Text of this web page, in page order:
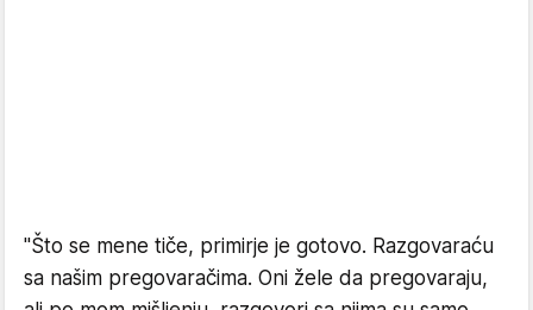
"Što se mene tiče, primirje je gotovo. Razgovaraću
sa našim pregovaračima. Oni žele da pregovaraju,